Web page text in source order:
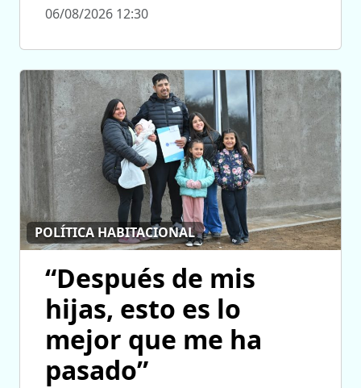
06/08/2026 12:30
POLÍTICA HABITACIONAL
“Después de mis
hijas, esto es lo
mejor que me ha
pasado”